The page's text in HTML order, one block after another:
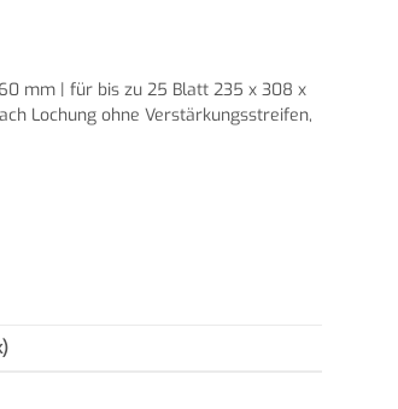
mm | für bis zu 25 Blatt 235 x 308 x
Lochung ohne Verstärkungsstreifen,